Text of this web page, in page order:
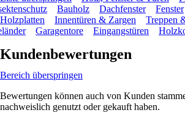
Bauholz Dachfenster Fenster
Innentüren & Zargen
Treppen
Garagentore Eingangstüren
Kundenbewertungen
Bereich überspringen
Bewertungen können auch von Kunden
nachweislich genutzt oder gekauft haben.